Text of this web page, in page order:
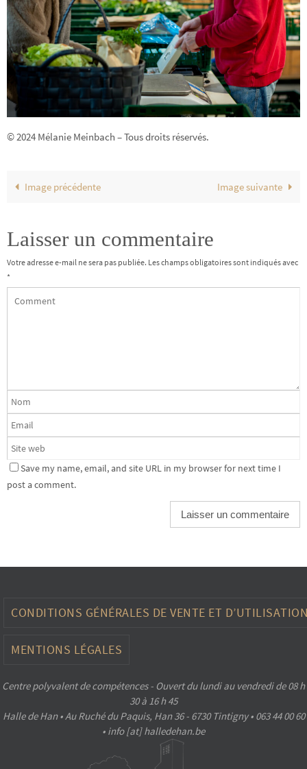
© 2024 Mélanie Meinbach – Tous droits réservés.
Image précédente Image suivante
Laisser un commentaire
Votre adresse e-mail ne sera pas publiée. Les champs obligatoires sont indiqués avec
*
Save my name, email, and site URL in my browser for next time I
post a comment.
CONDITIONS GÉNÉRALES DE VENTE ET
MENTIONS LÉGALES
Centre polyvalent de compétences - Ouvert du lundi au vendredi de 08 h
30 à 16 h 45
Halle de Han • Au Ruché du Paquis, Han 36 - 6730 Tintigny • 063 44 00 60
• info [at] halledehan.be